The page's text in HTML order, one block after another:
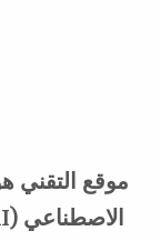
موقع التقني